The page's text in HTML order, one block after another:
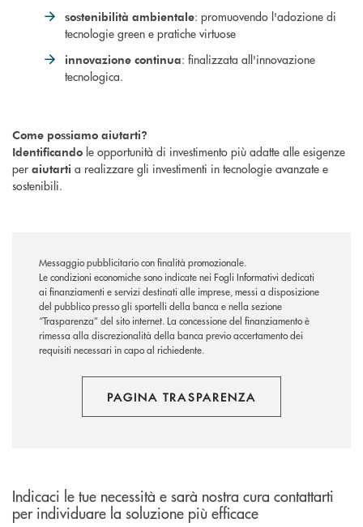
sostenibilità ambientale: promuovendo l'adozione di
tecnologie green e pratiche virtuose
innovazione continua: finalizzata all'innovazione
tecnologica.
Come possiamo aiutarti?
Identificando le opportunità di investimento più adatte alle esigenze
per aiutarti a realizzare gli investimenti in tecnologie avanzate e
sostenibili.
Messaggio pubblicitario con finalità promozionale.
Le condizioni economiche sono indicate nei Fogli Informativi dedicati
ai finanziamenti e servizi destinati alle imprese, messi a disposizione
del pubblico presso gli sportelli della banca e nella sezione
“Trasparenza” del sito internet. La concessione del finanziamento è
rimessa alla discrezionalità della banca previo accertamento dei
requisiti necessari in capo al richiedente.
PAGINA TRASPARENZA
Indicaci le tue necessità e sarà nostra cura contattarti
per individuare la soluzione più efficace